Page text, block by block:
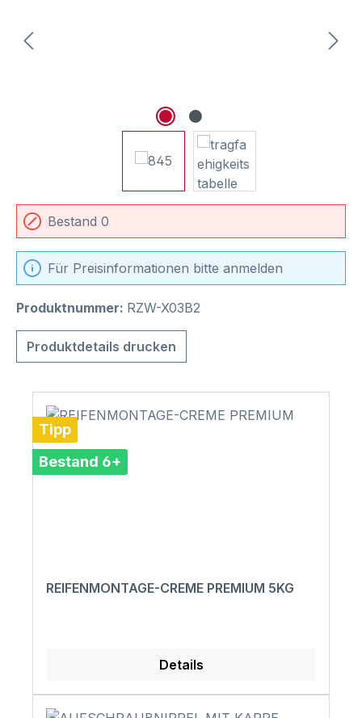
Bestand 0
Für Preisinformationen bitte anmelden
Produktnummer: RZW-X03B2
Produktdetails drucken
Tipp
Bestand 6+
REIFENMONTAGE-CREME PREMIUM 5KG
Details